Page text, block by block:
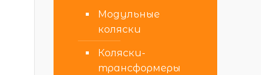
Модульные
коляски
Коляски-
трансформеры